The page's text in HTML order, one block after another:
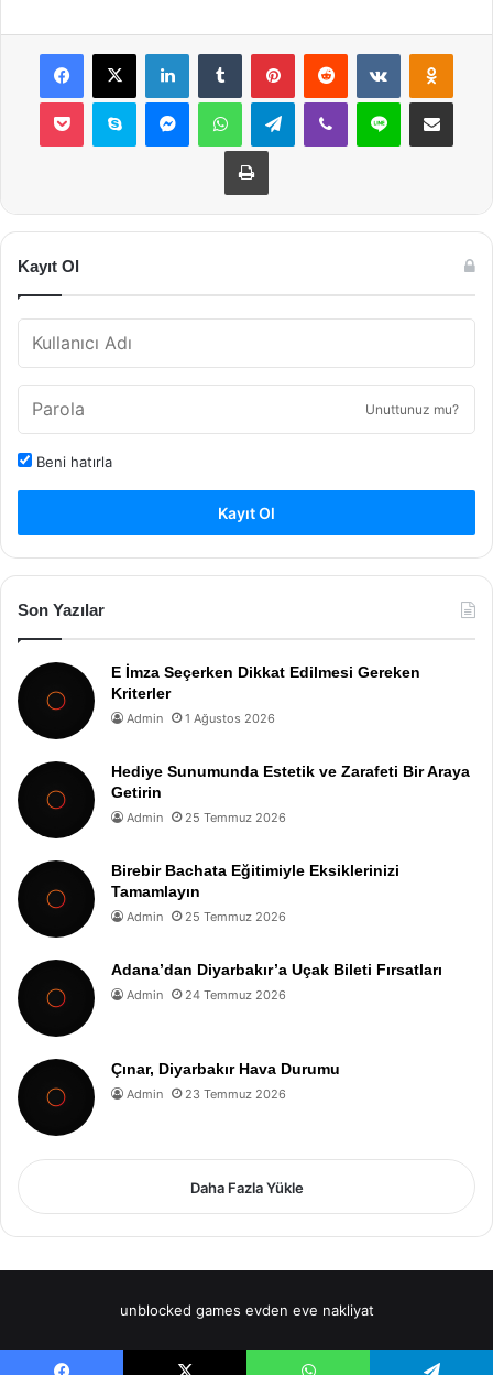
Facebook
X LinkedInTumblr PinterestReddit VKontakte
Pocket Skype MessengerWhatsAppTelegramViber Line E-Posta ile
Yazdır
Kayıt Ol
Unuttunuz mu?
Beni hatırla
Kayıt Ol
Son Yazılar
E İmza Seçerken Dikkat Edilmesi Gereken
Kriterler
Admin 1 Ağustos 2026
Hediye Sunumunda Estetik ve Zarafeti Bir Araya
Getirin
Admin 25 Temmuz 2026
Birebir Bachata Eğitimiyle Eksiklerinizi
Tamamlayın
Admin 25 Temmuz 2026
Adana’dan Diyarbakır’a Uçak Bileti Fırsatları
Admin 24 Temmuz 2026
Çınar, Diyarbakır Hava Durumu
Admin 23 Temmuz 2026
Daha Fazla Yükle
unblocked games evden eve nakliyat